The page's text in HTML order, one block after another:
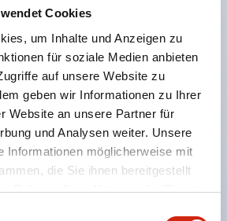
Cookies
um Inhalte und Anzeigen zu
für soziale Medien anbieten
auf unsere Website zu
geben wir Informationen zu Ihrer
Website an unsere Partner für
und Analysen weiter. Unsere
Informationen möglicherweise mit
die Sie ihnen bereitgestellt
Rahmen Ihrer Nutzung der Dienste
Bediengefühl verwendet.
sind mit positivem Blockstecker
Sicherheit erhöht und die
ist in Varianten von einer
zu vier Segmenten unterteilt
Segmenten) und kann je nach
Form des Bedienbereichs und